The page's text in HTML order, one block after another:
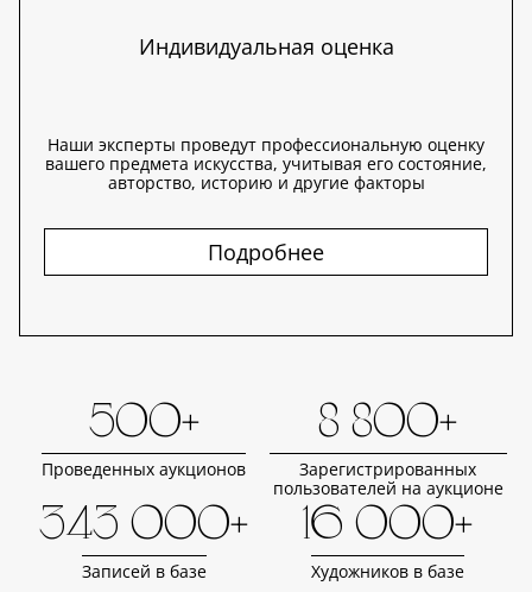
Индивидуальная оценка
Наши эксперты проведут профессиональную оценку
вашего предмета искусства, учитывая его состояние,
авторство, историю и другие факторы
Подробнее
500+
Проведенных аукционов
8 800+
Зарегистрированных
пользователей на аукционе
343 000+
Записей в базе
16 000+
Художников в базе